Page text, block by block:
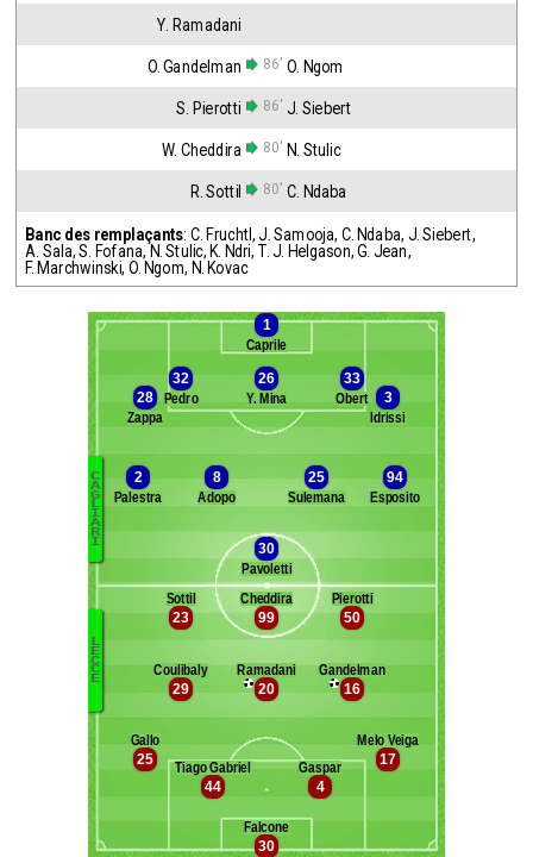
Y. Ramadani
O. Gandelman 86' O. Ngom
S. Pierotti 86' J. Siebert
W. Cheddira 80' N. Stulic
R. Sottil 80' C. Ndaba
Banc des remplaçants: C. Fruchtl,J. Samooja, C. Ndaba, J. Siebert,
A. Sala,S. Fofana, N. Stulic, K. Ndri, T. J. Helgason,G. Jean,
F. Marchwinski, O. Ngom, N. Kovac